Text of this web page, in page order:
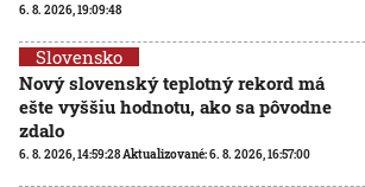
6. 8. 2026, 19:09:48
Slovensko
Nový slovenský teplotný rekord má
ešte vyššiu hodnotu, ako sa pôvodne
zdalo
6. 8. 2026, 14:59:28Aktualizované:6. 8. 2026, 16:57:00